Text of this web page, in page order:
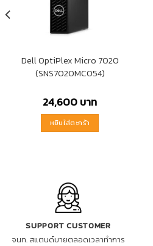
Dell OptiPlex Micro 7020
(SNS7020MC054)
24,600บาท
หยิบใส่ตะกร้า
SUPPORT CUSTOMER
จนท. สแตนด์บายตลอดเวลาทำการ